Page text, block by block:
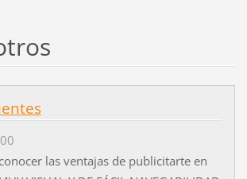
las ventajas de publicitarte en